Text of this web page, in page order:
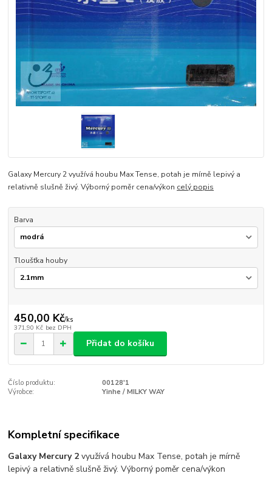
Galaxy Mercury 2 využívá houbu Max Tense, potah je mírně lepivý a
relativně slušně živý. Výborný poměr cena/výkon celý popis
Barva
Tloušťka houby
450,00 Kč/ks
371,90 Kč bez DPH
Přidat do košíku
Číslo produktu:
00128'1
Výrobce:
Yinhe / MILKY WAY
Kompletní specifikace
Galaxy Mercury 2využívá houbu Max Tense, potah je mírně
lepivý a relativně slušně živý. Výborný poměr cena/výkon